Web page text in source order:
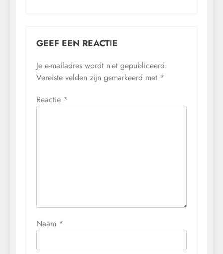
GEEF EEN REACTIE
Je e-mailadres wordt niet gepubliceerd.
Vereiste velden zijn gemarkeerd met *
Reactie *
Naam *